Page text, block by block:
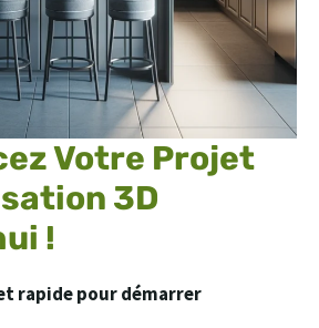
Votre Projet
3D
!
rapide pour démarrer